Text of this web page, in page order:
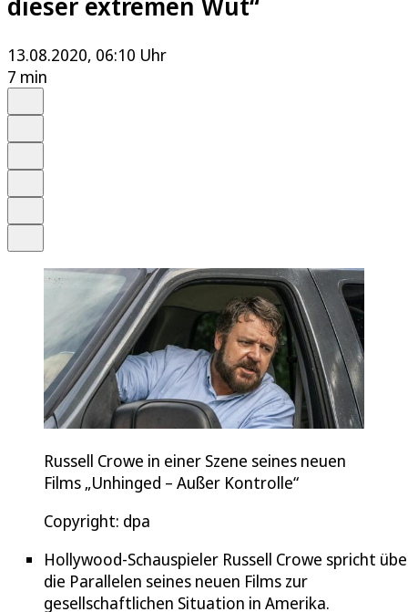
13.08.2020, 06:10 Uhr
7 min
Russell Crowe in einer Szene seines neuen
Films „Unhinged – Außer Kontrolle“
Copyright: dpa
Hollywood-Schauspieler Russell Crowe spricht
die Parallelen seines neuen Films zur
gesellschaftlichen Situation in Amerika.